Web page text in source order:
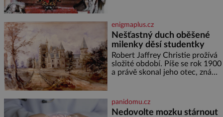
nikdo neodvážil podzemní
hrobku otevřít a její poklop tak
raději jen skrápí svěcenou
vodou. Za několik dní divné
burácení skutečně ustane. Když
o mnoho let později hrobku
enigmaplus.cz
Nešťastný duch oběšené
milenky děsí studentky
Robert Jaffrey Christie prožívá
složité období. Píše se rok 1900
a právě skonal jeho otec, známý
ale doprovázena ohromným
dědictvím
panidomu.cz
Nedovolte mozku stárnout